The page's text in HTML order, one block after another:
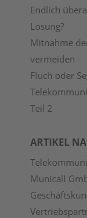
Endlich
Lösung?
Mitnahme
vermeiden
Fluch oder
Teil 2
ARTIKEL
Municall